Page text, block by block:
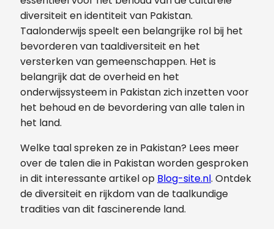
diversiteit en identiteit van Pakistan.
Taalonderwijs speelt een belangrijke rol bij het
bevorderen van taaldiversiteit en het
versterken van gemeenschappen. Het is
belangrijk dat de overheid en het
onderwijssysteem in Pakistan zich inzetten voor
het behoud en de bevordering van alle talen in
het land.
Welke taal spreken ze in Pakistan? Lees meer
over de talen die in Pakistan worden gesproken
in dit interessante artikel op Blog-site.nl. Ontdek
de diversiteit en rijkdom van de taalkundige
tradities van dit fascinerende land.